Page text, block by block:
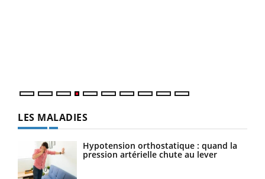
LES MALADIES
Hypotension orthostatique : quand la
pression artérielle chute au lever